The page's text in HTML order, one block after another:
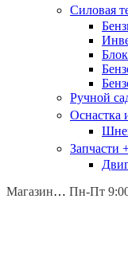
Силовая
Ручной
Оснастка
Запчасти
Магазины: Калуга
Пн-Пт